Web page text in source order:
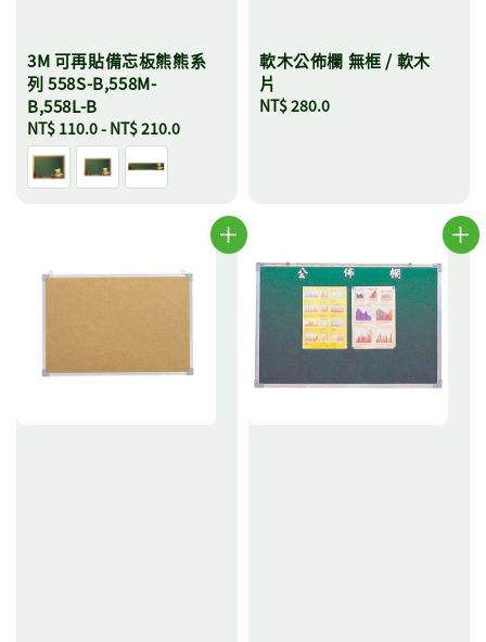
3M 可再貼備忘板熊熊系
列 558S-B,558M-
B,558L-B
Regular
price
NT$ 110.0- NT$ 210.0
軟木公佈欄 無框 / 軟木
片
Regular
NT$ 280.0